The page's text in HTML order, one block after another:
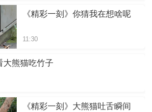
《精彩一刻》你猜我在想啥呢
11:30
大熊猫吃竹子
《精彩一刻》大熊猫吐舌瞬间